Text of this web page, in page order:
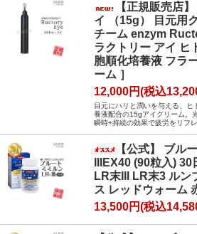
【正規販売店
イ （15g） 目元用
チーム enzym
ラクトリー アイ ヒ
胞順化培養液 フラ
ーム ］
12,000円(税込
目元にハリと潤いを与える、ヒ
養液配合の15gアイクリーム。
瞬時+持続の効果で疲労をリフレ
【公式】 ブル
IIIEX40 (90粒入)
LR末III LR末3 ルン
ス レッドウォーム
13,500円(税込